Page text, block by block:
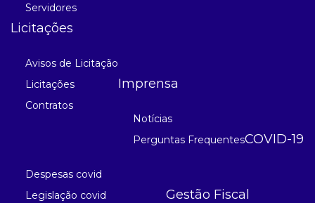
Servidores
Licitações
Avisos de Licitação
Licitações
Contratos
Imprensa
Notícias
Perguntas FrequentesCOVID-19
Despesas covid
Legislação covid
Gestão Fiscal